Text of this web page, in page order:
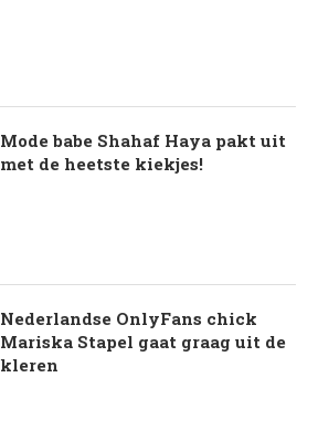
Mode babe Shahaf Haya pakt uit
met de heetste kiekjes!
Nederlandse OnlyFans chick
Mariska Stapel gaat graag uit de
kleren